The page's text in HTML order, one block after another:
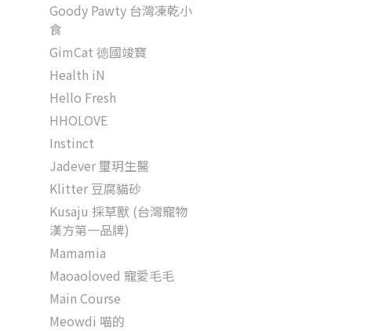
Goody Pawty 台灣凍乾小
食
GimCat 徳國竣寶
Health iN
Hello Fresh
HHOLOVE
Instinct
Jadever 璽玥生醫
Klitter 豆腐貓砂
Kusaju 採草獸 (台灣寵物
漢方第一品牌)
Mamamia
Maoaoloved 寵愛毛毛
Main Course
Meowdi 喵的